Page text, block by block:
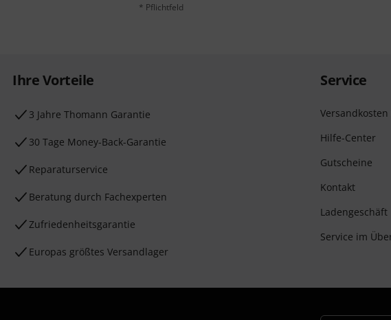
* Pflichtfeld
Ihre Vorteile
3 Jahre Thomann Garantie
30 Tage Money-Back-Garantie
Reparaturservice
Beratung durch Fachexperten
Zufriedenheitsgarantie
Europas größtes Versandlager
Service
Hilfe-Center
Gutscheine
Kontakt
Ladengeschäft
Service im